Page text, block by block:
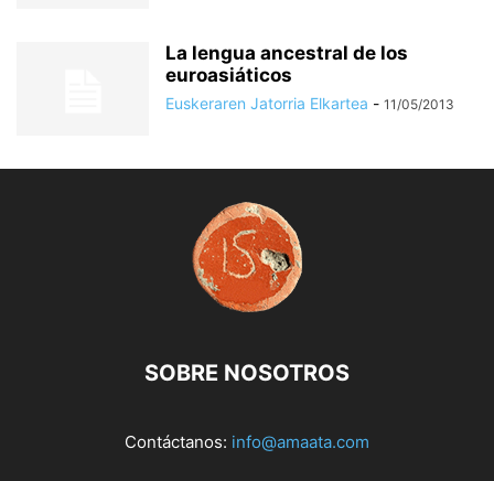
La lengua ancestral de los
euroasiáticos
Euskeraren Jatorria Elkartea - 11/05/2013
SOBRE NOSOTROS
Contáctanos: info@amaata.com